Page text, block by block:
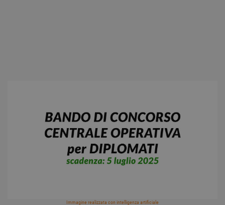
Immagine realizzata con intelligenza artificiale